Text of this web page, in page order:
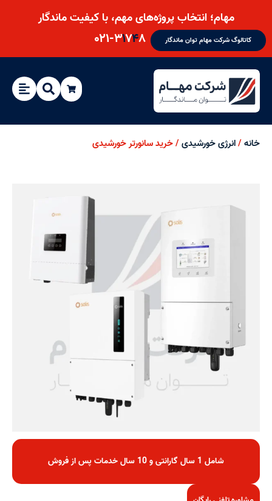
مهام؛ انتخاب پروژه‌های مهم، با کیفیت ماندگار
کاتالوگ شرکت مهام توان ماندگار ۰۲۱-۳۱۷۴۸
خانه/انرژی خورشیدی/ خرید سانورتر خورشیدی
شامل 1 سال گارانتی و 10 سال خدمات پس از فروش